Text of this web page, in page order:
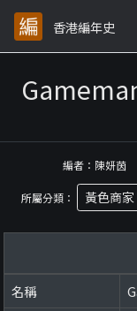
香港編年史
編者：陳妍茵
所屬分類： 黃色商家
名稱